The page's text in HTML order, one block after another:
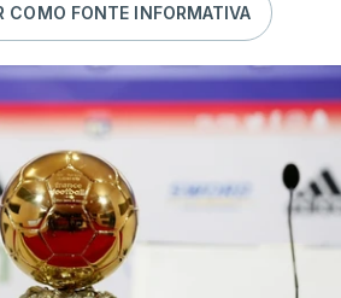
COMO FONTE INFORMATIVA